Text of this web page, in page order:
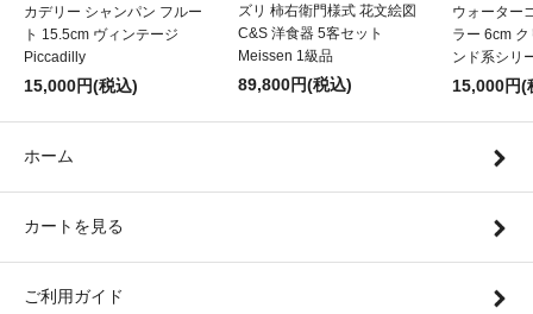
カデリー シャンパン フルー
ト 15.5cm ヴィンテージ
Piccadilly
15,000円(税込)
ズリ 柿右衛門様式 花文絵図
C&S 洋食器 5客セット
Meissen 1級品
89,800円(税込)
ウォーター
ラー 6cm
ンド系シリ
15,000円(
ホーム
カートを見る
ご利用ガイド